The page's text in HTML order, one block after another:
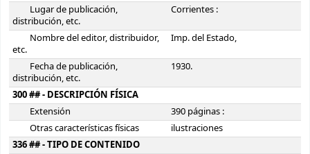
Lugar de publicación,
distribución, etc.
Corrientes :
Nombre del editor, distribuidor,
etc.
Imp. del Estado,
Fecha de publicación,
distribución, etc.
1930.
300 ## - DESCRIPCIÓN FÍSICA
Extensión
390 páginas :
Otras características físicas
ilustraciones
336 ## - TIPO DE CONTENIDO